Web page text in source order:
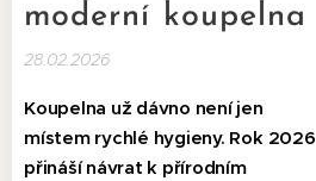
moderní koupelna
28.02.2026
Koupelna už dávno není jen
místem rychlé hygieny. Rok 2026
přináší návrat k přírodním